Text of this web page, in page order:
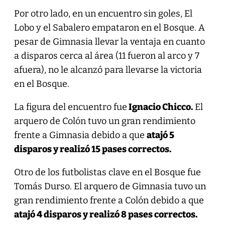
Por otro lado, en un encuentro sin goles, El
Lobo y el Sabalero empataron en el Bosque. A
pesar de Gimnasia llevar la ventaja en cuanto
a disparos cerca al área (11 fueron al arco y 7
afuera), no le alcanzó para llevarse la victoria
en el Bosque.
La figura del encuentro fueIgnacio Chicco.El
arquero de Colón tuvo un gran rendimiento
frente a Gimnasia debido a que atajó 5
disparos y realizó 15 pases correctos.
Otro de los futbolistas clave en el Bosque fue
Tomás Durso. El arquero de Gimnasia tuvo un
gran rendimiento frente a Colón debido a que
atajó 4 disparos y realizó 8 pases correctos.